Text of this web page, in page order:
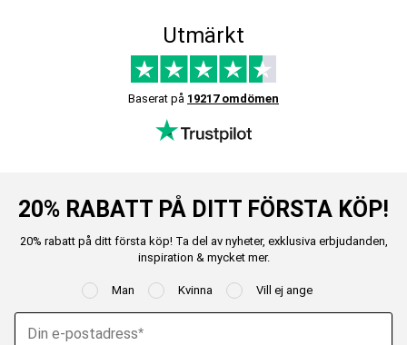
Utmärkt
Baserat på 19217 omdömen
20% RABATT PÅ DITT FÖRSTA KÖP!
20% rabatt på ditt första köp! Ta del av nyheter, exklusiva erbjudanden,
inspiration & mycket mer.
Man Kvinna Vill ej ange